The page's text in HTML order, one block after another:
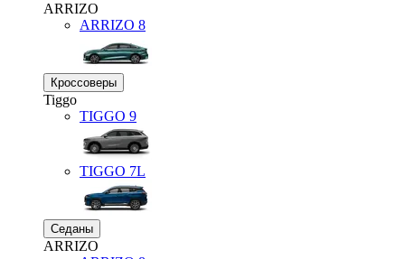
ARRIZO
ARRIZO 8
Кроссоверы
Tiggo
TIGGO 9
TIGGO 7L
Седаны
ARRIZO